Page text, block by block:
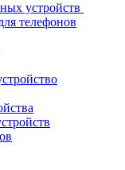
устройств
телефонов